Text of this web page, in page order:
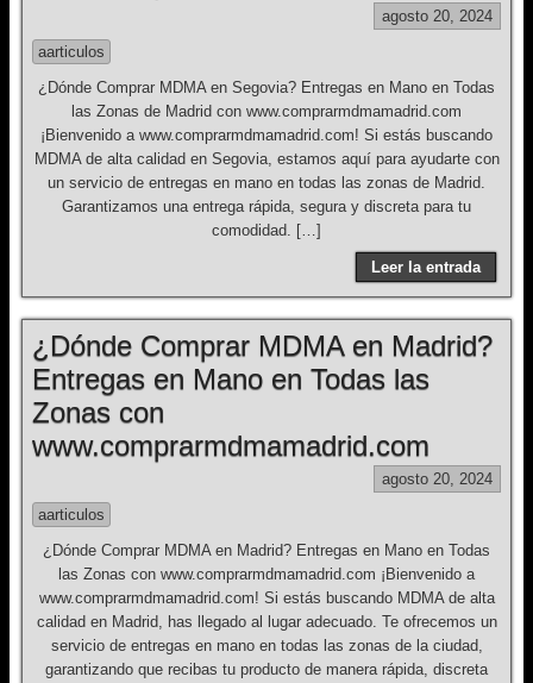
agosto 20, 2024
aarticulos
¿Dónde Comprar MDMA en Segovia? Entregas en Mano en Todas
las Zonas de Madrid con www.comprarmdmamadrid.com
¡Bienvenido a www.comprarmdmamadrid.com! Si estás buscando
MDMA de alta calidad en Segovia, estamos aquí para ayudarte con
un servicio de entregas en mano en todas las zonas de Madrid.
Garantizamos una entrega rápida, segura y discreta para tu
comodidad. […]
Leer la entrada
¿Dónde Comprar MDMA en Madrid?
Entregas en Mano en Todas las
Zonas con
www.comprarmdmamadrid.com
agosto 20, 2024
aarticulos
¿Dónde Comprar MDMA en Madrid? Entregas en Mano en Todas
las Zonas con www.comprarmdmamadrid.com ¡Bienvenido a
www.comprarmdmamadrid.com! Si estás buscando MDMA de alta
calidad en Madrid, has llegado al lugar adecuado. Te ofrecemos un
servicio de entregas en mano en todas las zonas de la ciudad,
garantizando que recibas tu producto de manera rápida, discreta